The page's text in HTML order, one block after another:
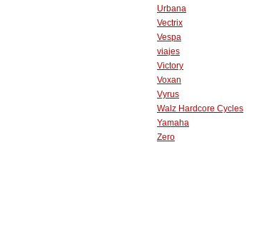
Urbana
Vectrix
Vespa
viajes
Victory
Voxan
Vyrus
Walz Hardcore Cycles
Yamaha
Zero